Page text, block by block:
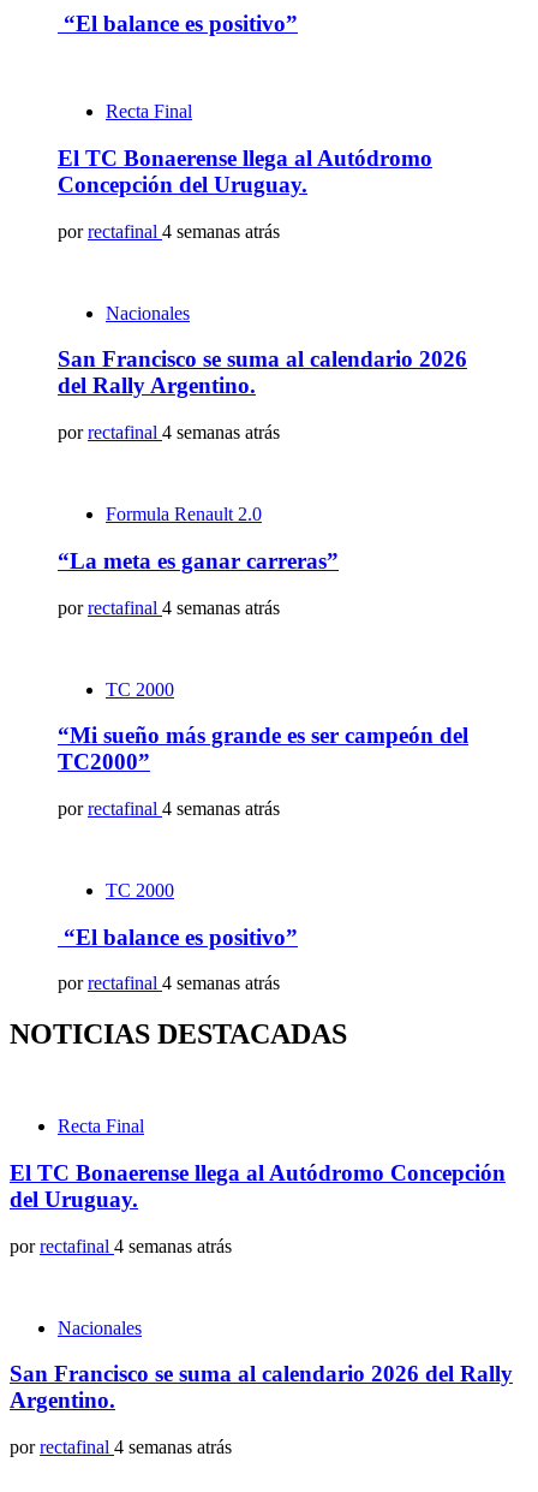
“El balance es positivo”
Recta Final
El TC Bonaerense llega al Autódromo
Concepción del Uruguay.
por rectafinal 4 semanas atrás
Nacionales
San Francisco se suma al calendario 2026
del Rally Argentino.
por rectafinal 4 semanas atrás
Formula Renault 2.0
“La meta es ganar carreras”
por rectafinal 4 semanas atrás
TC 2000
“Mi sueño más grande es ser campeón del
TC2000”
por rectafinal 4 semanas atrás
TC 2000
“El balance es positivo”
por rectafinal 4 semanas atrás
NOTICIAS DESTACADAS
Recta Final
El TC Bonaerense llega al Autódromo Concepción
del Uruguay.
por rectafinal 4 semanas atrás
Nacionales
San Francisco se suma al calendario 2026 del Rally
Argentino.
por rectafinal 4 semanas atrás